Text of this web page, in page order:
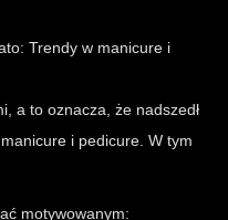
Trendy w manicure i
a to oznacza, że nadszedł
i pedicure. W tym
motywowanym: